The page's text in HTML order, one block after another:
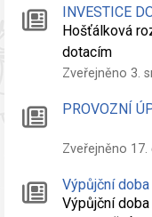
INVESTICE
Hošťálková
dotacím
Zveřejněno 3.
PROVOZNÍ
Zveřejněno
Výpůjční
Výpůjční